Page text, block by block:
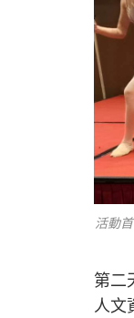
活動
第二
人文